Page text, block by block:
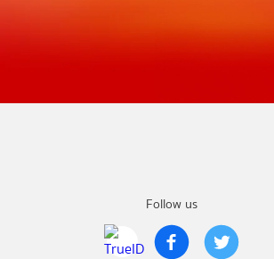
Follow us